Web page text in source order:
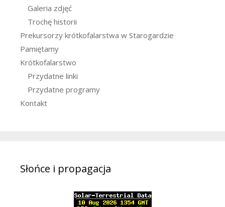
Galeria zdjęć
Trochę historii
Prekursorzy krótkofalarstwa w Starogardzie
Pamiętamy
Krótkofalarstwo
Przydatne linki
Przydatne programy
Kontakt
Słońce i propagacja